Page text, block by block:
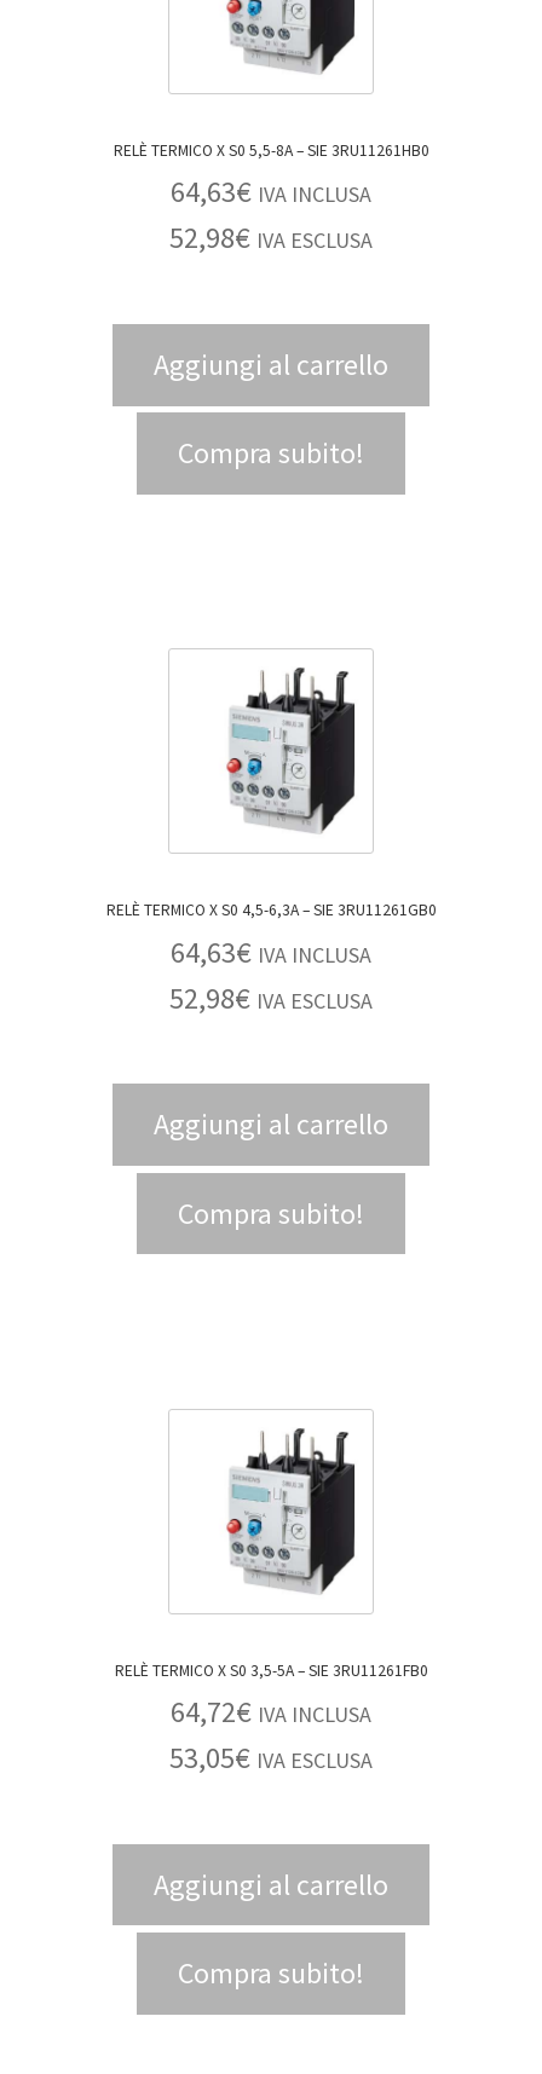
RELÈ TERMICO X S0 5,5-8A – SIE 3RU11261HB0
64,63€ IVA INCLUSA
52,98€ IVA ESCLUSA
Aggiungi al carrello
Compra subito!
RELÈ TERMICO X S0 4,5-6,3A – SIE 3RU11261GB0
64,63€ IVA INCLUSA
52,98€ IVA ESCLUSA
Aggiungi al carrello
Compra subito!
RELÈ TERMICO X S0 3,5-5A – SIE 3RU11261FB0
64,72€ IVA INCLUSA
53,05€ IVA ESCLUSA
Aggiungi al carrello
Compra subito!